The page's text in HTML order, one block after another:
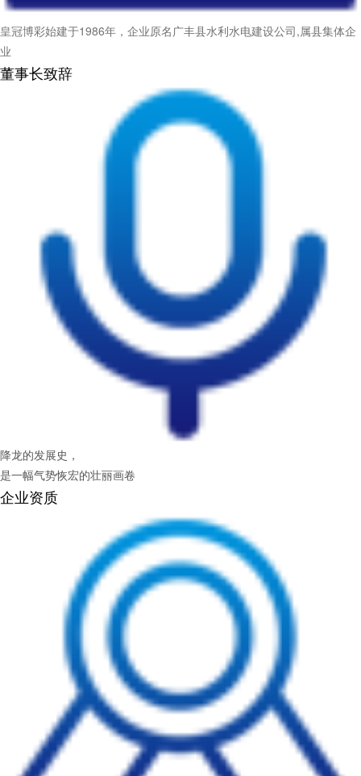
皇冠博彩始建于1986年，企业原名广丰县水利水电建设公司,属县集体企
业
董事长致辞
降龙的发展史，
是一幅气势恢宏的壮丽画卷
企业资质